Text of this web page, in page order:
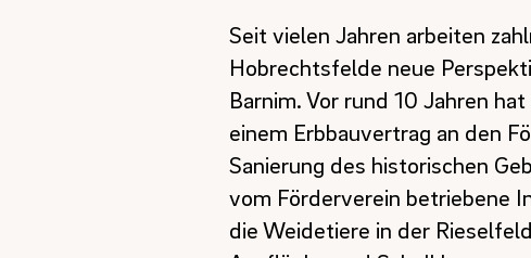
Seit vielen Jahren arbeiten
Hobrechtsfelde neue
Barnim. Vor rund 10 Jahren
einem Erbbauvertrag an den
Sanierung des historischen
vom Förderverein betriebene
die Weidetiere in der